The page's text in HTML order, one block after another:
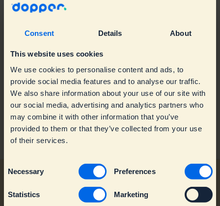
Consent Details About
This website uses cookies
We use cookies to personalise content and ads, to
provide social media features and to analyse our traffic.
We also share information about your use of our site with
our social media, advertising and analytics partners who
may combine it with other information that you’ve
provided to them or that they’ve collected from your use
of their services.
Necessary Preferences
Statistics Marketing
Retour en garantie
Fles
Er is iets mis met mijn Dopper
Troubleshooting
Warranty & Replacements
Spare parts
Over zakelijke bestellingen
Bedrijven
Retailers
Over Dopper
Algemene informatie
Productie & Impact
Contact Klantenservice